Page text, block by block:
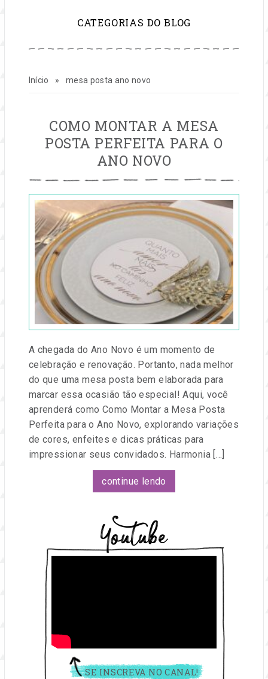
inspirar
sua
vida
seu
negócio
de
festas
e
eventos.
CATEGORIAS DO BLOG
Início » mesa posta ano novo
MESA
POSTA
ANO
NOVO
COMO MONTAR A MESA
POSTA PERFEITA PARA O
ANO NOVO
Publicado
em
27
dez,
2024por
Entre
na
Festa
A chegada do Ano Novo é um momento de
celebração e renovação. Portanto, nada melhor
do que uma mesa posta bem elaborada para
marcar essa ocasião tão especial! Aqui, você
aprenderá como Como Montar a Mesa Posta
Perfeita para o Ano Novo, explorando variações
de cores, enfeites e dicas práticas para
impressionar seus convidados. Harmonia […]
continue lendo
Youtube
SE INSCREVA NO CANAL!